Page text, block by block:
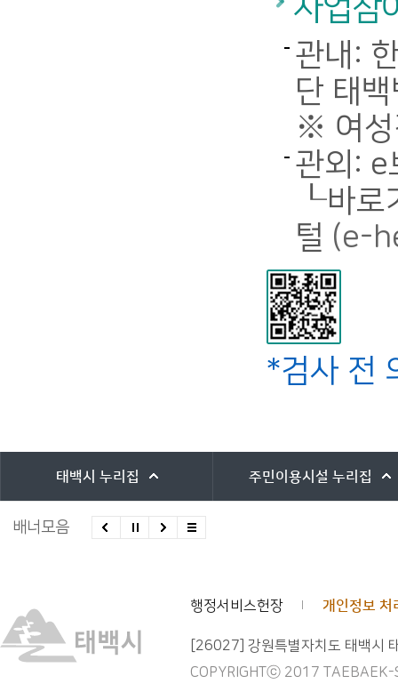
사업참
관내:
단 태
※ 여성
관외: e
┖바로
털 (e-
*검사 전
바로가기 서비스
태백시 누리집 주민이용시설 누리집
배너모음
행정서비스헌장 개인정보 처
[26027] 강원특별자치도 태백시
COPYRIGHTⓒ 2017 TAEBAEK-